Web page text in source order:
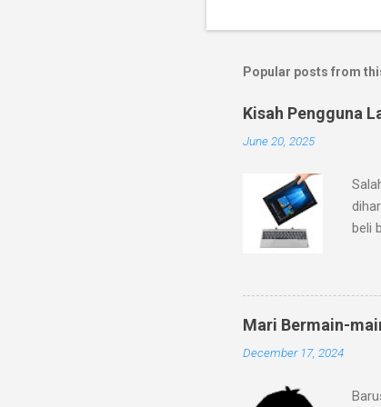
Popular posts from
Kisah Pengguna
June 20, 2025
beli
ini
Mari Bermain-
December 17, 2024